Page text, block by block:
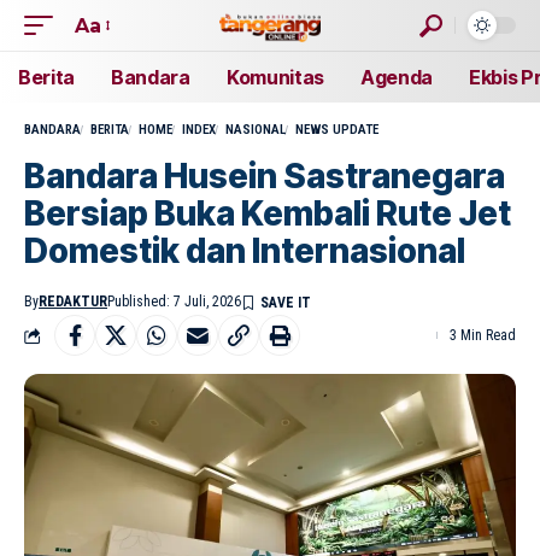
Aa
Berita Bandara Komunitas Agenda Ekbis
BANDARA BERITA HOME INDEX NASIONAL NEWS UPDATE
Bandara Husein Sastranegara
Bersiap Buka Kembali Rute Jet
Domestik dan Internasional
ByREDAKTURPublished: 7 Juli, 2026
3 Min Read